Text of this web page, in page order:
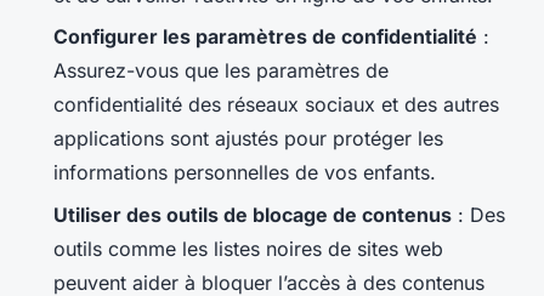
Configurer les paramètres de confidentialité :
Assurez-vous que les paramètres de
confidentialité des réseaux sociaux et des autres
applications sont ajustés pour protéger les
informations personnelles de vos enfants.
Utiliser des outils de blocage de contenus : Des
outils comme les listes noires de sites web
peuvent aider à bloquer l’accès à des contenus